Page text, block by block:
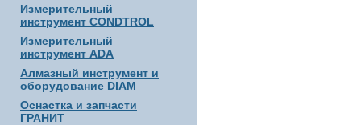
Измерительный
инструмент CONDTROL
Измерительный
инструмент ADA
Алмазный инструмент и
оборудование DIAM
Оснастка и запчасти
ГРАНИТ